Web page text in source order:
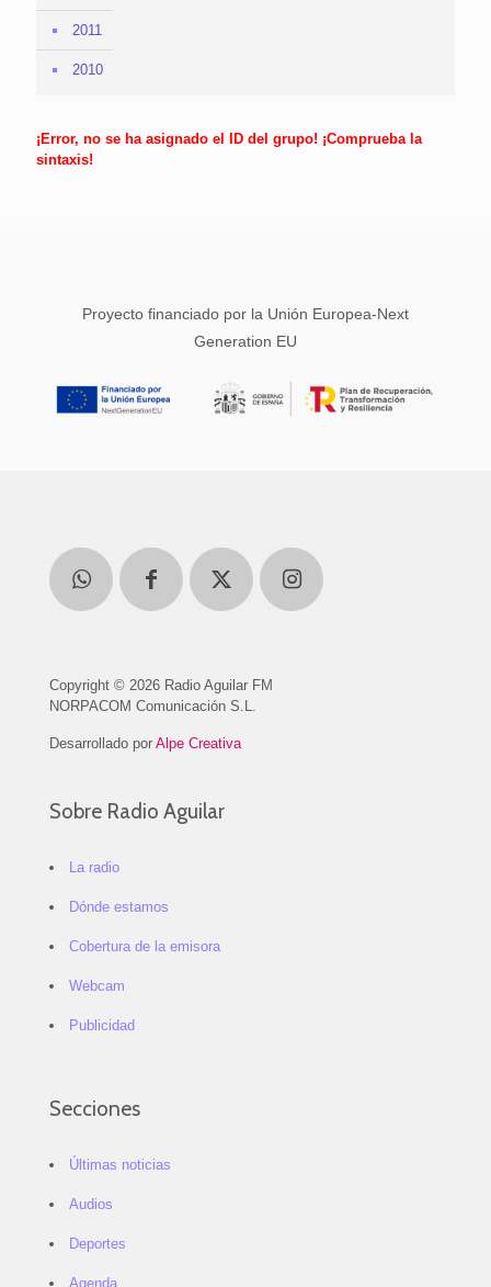
2011
2010
¡Error, no se ha asignado el ID del grupo! ¡Comprueba la
sintaxis!
Proyecto financiado por la Unión Europea-Next
Generation EU
Copyright © 2026 Radio Aguilar FM
NORPACOM Comunicación S.L.
Desarrollado por Alpe Creativa
Sobre Radio Aguilar
La radio
Dónde estamos
Cobertura de la emisora
Webcam
Publicidad
Secciones
Últimas noticias
Audios
Deportes
Agenda